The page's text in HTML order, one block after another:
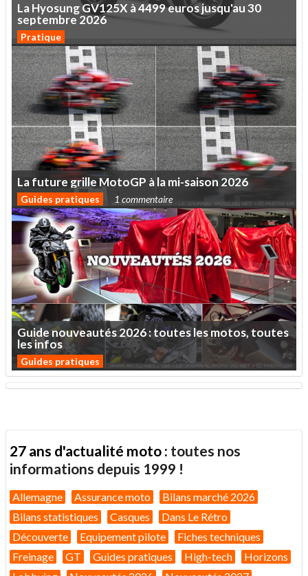
LaHyosungGV125X à4499eurosjusqu'au30
septembre 2026
Pratique
Lafuturegrille MotoGP àlami-saison 2026
Guides pratiques 1 commentaire
Guidenouveautés2026:touteslesmotos,toutes
lesinfos
Guides pratiques
27 ans d'actualité moto : toutes nos
informations depuis 1999 !
Allemagne Assurance moto
Bilans marché 2026
Bilans statistiques
Casques
Dans Le Rétro
Découverte
Equipement pilote
Fiches techniques
Freinage
GT Guides pratiques High-tech
Horizons